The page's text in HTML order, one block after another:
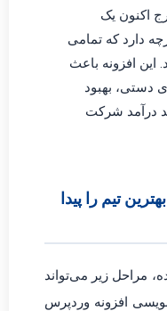
اکنون یک
دارد که تمامی
این افزونه باعث
دستی، بهبود
درآمد شرکت
تیم را پیدا
مراحل زیر می‌تواند
افزونه وردپرس